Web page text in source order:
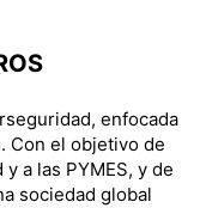
enfocada
Con el objetivo de
a las PYMES, y de
sociedad global